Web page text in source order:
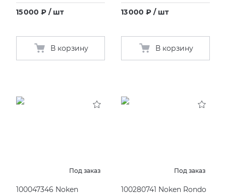
15 000 ₽ / шт
В корзину
13 000 ₽ / шт
В корзину
Под заказ
100047346 Noken
Под заказ
100280741 Noken Rondo